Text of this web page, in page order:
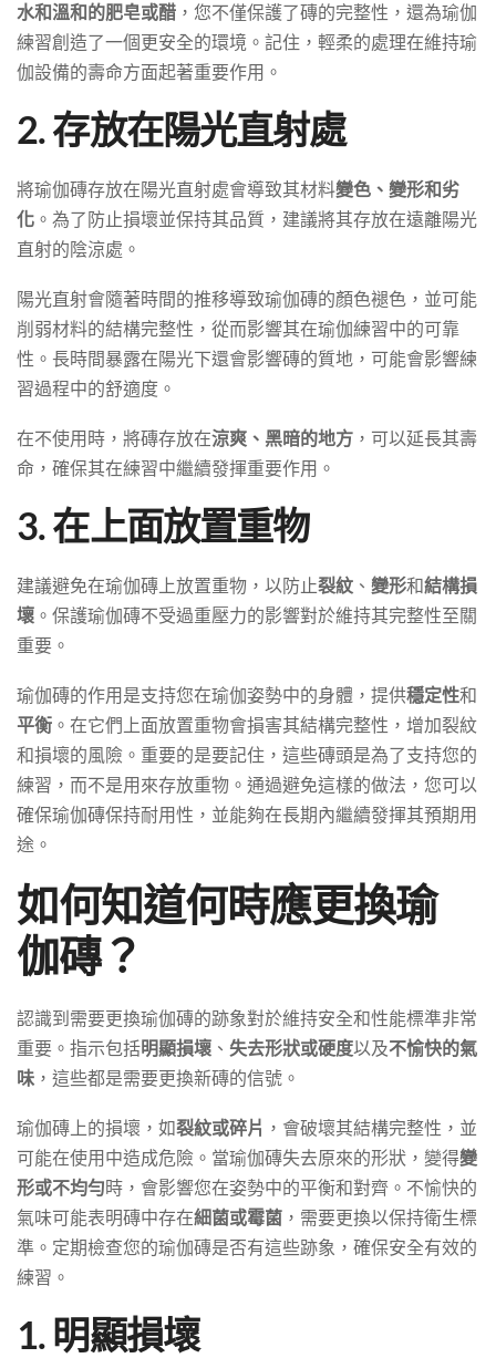
水和溫和的肥皂或醋 ，您不僅保護了磚的完整性，還為瑜伽
練習創造了一個更安全的環境。記住，輕柔的處理在維持瑜
伽設備的壽命方面起著重要作用。
2. 存放在陽光直射處
將瑜伽磚存放在陽光直射處會導致其材料變色、變形和劣
化 。為了防止損壞並保持其品質，建議將其存放在遠離陽光
直射的陰涼處。
陽光直射會隨著時間的推移導致瑜伽磚的顏色褪色，並可能
削弱材料的結構完整性，從而影響其在瑜伽練習中的可靠
性。長時間暴露在陽光下還會影響磚的質地，可能會影響練
習過程中的舒適度。
在不使用時，將磚存放在涼爽、黑暗的地方 ，可以延長其壽
命，確保其在練習中繼續發揮重要作用。
3. 在上面放置重物
建議避免在瑜伽磚上放置重物，以防止裂紋 、 變形和結構損
壞 。保護瑜伽磚不受過重壓力的影響對於維持其完整性至關
重要。
瑜伽磚的作用是支持您在瑜伽姿勢中的身體，提供穩定性和
平衡 。在它們上面放置重物會損害其結構完整性，增加裂紋
和損壞的風險。重要的是要記住，這些磚頭是為了支持您的
練習，而不是用來存放重物。通過避免這樣的做法，您可以
確保瑜伽磚保持耐用性，並能夠在長期內繼續發揮其預期用
途。
如何知道何時應更換瑜
伽磚？
認識到需要更換瑜伽磚的跡象對於維持安全和性能標準非常
重要。指示包括明顯損壞 、 失去形狀或硬度以及不愉快的氣
味 ，這些都是需要更換新磚的信號。
瑜伽磚上的損壞，如裂紋或碎片 ，會破壞其結構完整性，並
可能在使用中造成危險。當瑜伽磚失去原來的形狀，變得變
形或不均勻時，會影響您在姿勢中的平衡和對齊。不愉快的
氣味可能表明磚中存在細菌或霉菌 ，需要更換以保持衛生標
準。定期檢查您的瑜伽磚是否有這些跡象，確保安全有效的
練習。
1. 明顯損壞